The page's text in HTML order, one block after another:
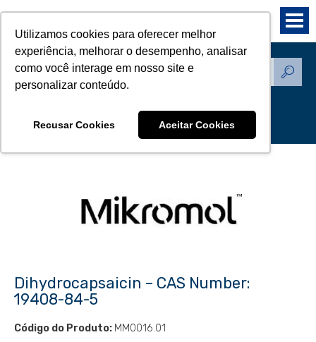
Utilizamos cookies para oferecer melhor
experiência, melhorar o desempenho, analisar
como você interage em nosso site e
personalizar conteúdo.
Recusar Cookies Aceitar Cookies
Produtos - Padrões de
Dihydrocapsaicin – CAS Number:
19408-84-5
Código do Produto: MM0016.01